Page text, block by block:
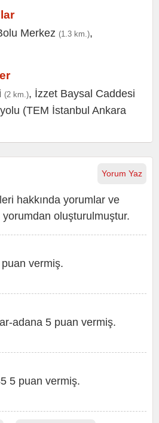
Merkez (1.3 km.),
(2 km.), İzzet Baysal Caddesi
(TEM İstanbul Ankara
Yorum Yaz
hakkında yorumlar ve
oluşturulmuştur.
vermiş.
adana 5 puan vermiş.
5 puan vermiş.